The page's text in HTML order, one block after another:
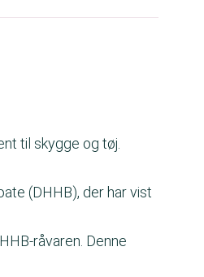
til skygge og tøj.
(DHHB), der har vist
råvaren. Denne